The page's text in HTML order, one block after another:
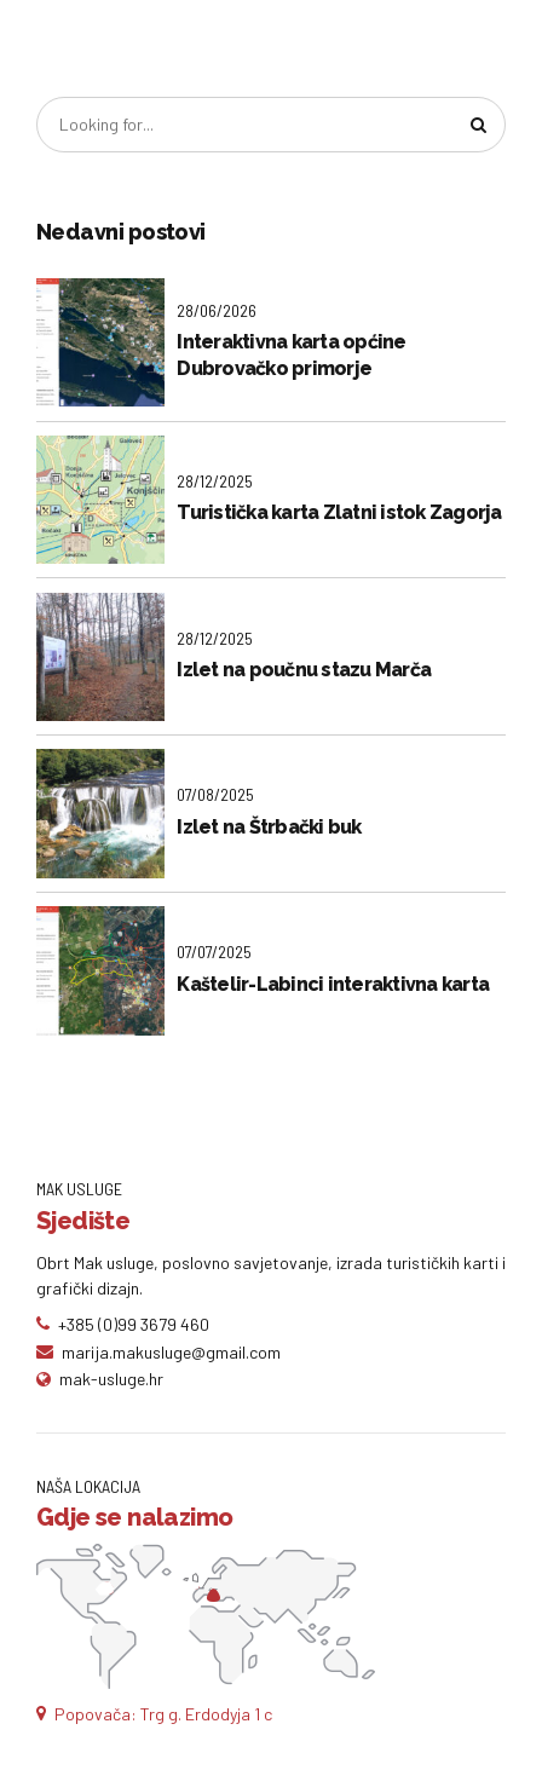
Nedavni postovi
28/06/2026
Interaktivna karta općine
Dubrovačko primorje
28/12/2025
Turistička karta Zlatni istok Zagorja
28/12/2025
Izlet na poučnu stazu Marča
07/08/2025
Izlet na Štrbački buk
07/07/2025
Kaštelir-Labinci interaktivna karta
MAK USLUGE
Sjedište
Obrt Mak usluge, poslovno savjetovanje, izrada turističkih karti i
grafički dizajn.
+385 (0)99 3679 460
marija.makusluge@gmail.com
mak-usluge.hr
NAŠA LOKACIJA
Gdje se nalazimo
Popovača: Trg g. Erdodyja 1 c